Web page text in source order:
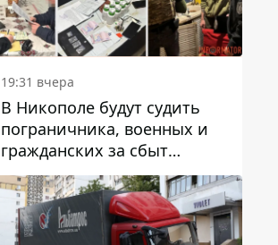
19:31 вчера
В Никополе будут судить
пограничника, военных и
гражданских за сбыт
психотропов